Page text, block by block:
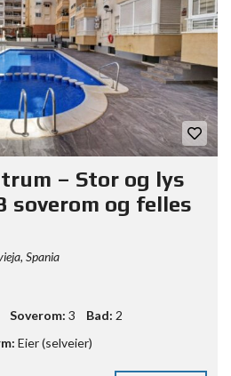
– Stor og lys
soverom og felles
Spania
Soverom: 3 Bad: 2
Eier (selveier)